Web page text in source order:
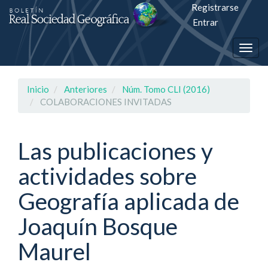
Salto
rápiso
a
página
contenido
Navegación
principal
Contenido
principal
Barra
lateral
Registrarse
Entrar
Inicio Anteriores
Núm. Tomo CLI (2016)
COLABORACIONES INVITADAS
Las publicaciones y
actividades sobre
Geografía aplicada de
Joaquín Bosque
Maurel